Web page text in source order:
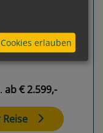
25.06.27 11.07.27
ab€ 2.599,-
Cookies erlauben